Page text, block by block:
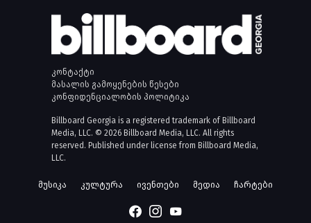
კონტაქტი
მასალის გამოყენების წესები
კონფიდენციალობის პოლიტიკა
Billboard Georgia is a registered trademark of Billboard
Media, LLC. © 2026 Billboard Media, LLC. All rights
reserved. Published under license from Billboard Media,
LLC.
მუსიკა კულტურა ივენთები მედია ჩარტები